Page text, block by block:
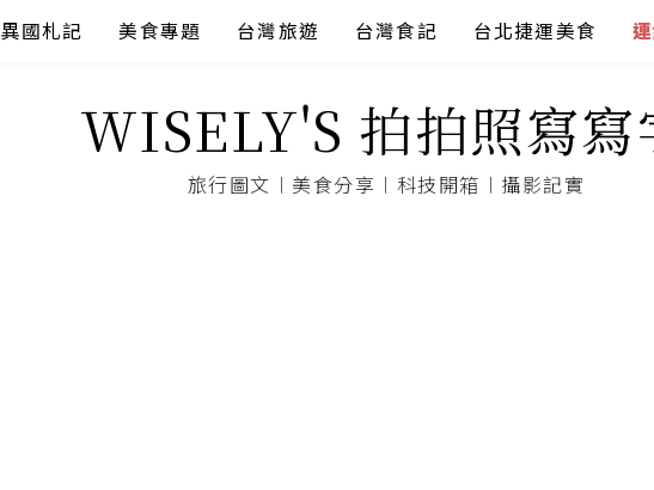
異國札記 美食專題 台灣旅遊 台灣食記 台北捷運美食
WISELY'S 拍拍照寫寫
旅行圖文︱美食分享︱科技開箱︱攝影記實